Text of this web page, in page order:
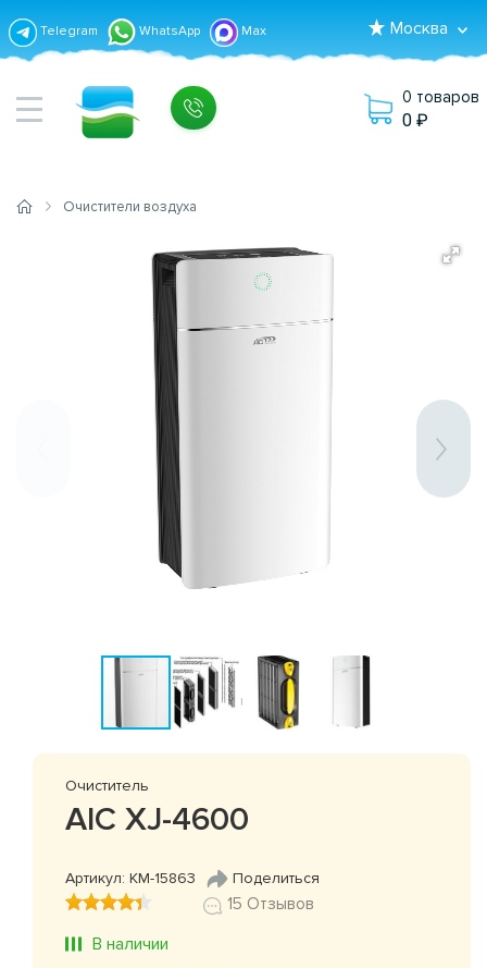
Telegram WhatsApp Max Москва
0 товаров
0
Очистители воздуха
Очиститель
AIC XJ-4600
Артикул: КМ-15863 Поделиться
15 Отзывов
В наличии